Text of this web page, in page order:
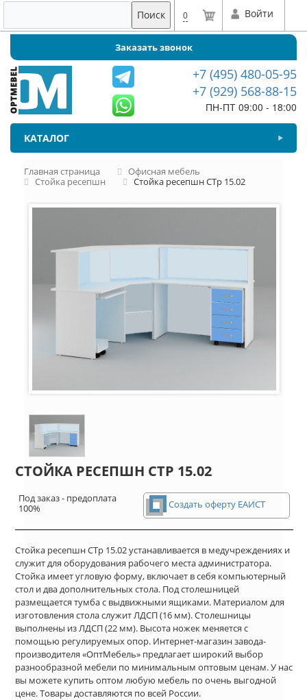
Поиск 0 Войти
Заказать звонок
+7 (495) 480-05-95
+7 (929) 568-88-15
ПН-ПТ 09:00 - 18:00
КАТАЛОГ
Главная страница
Офисная мебель
Стойка ресепшн
Стойка ресепшн СТр 15.02
СТОЙКА РЕСЕПШН СТР 15.02
Под заказ - предоплата
100%
Создать оферту ЕАИСТ
Стойка ресепшн СТр 15.02 устанавливается в медучреждениях и
служит для оборудования рабочего места администратора.
Стойка имеет угловую форму, включает в себя компьютерный
стол и два дополнительных стола. Под столешницей
размещается тумба с выдвижными ящиками. Материалом для
изготовления стола служит ЛДСП (16 мм). Столешницы
выполнены из ЛДСП (22 мм). Высота ножек меняется с
помощью регулируемых опор. Интернет-магазин завода-
производителя «ОптМебель» предлагает широкий выбор
разнообразной мебели по минимальным оптовым ценам. У нас
вы можете купить оптом любую мебель по очень выгодной
цене. Товары доставляются по всей России.